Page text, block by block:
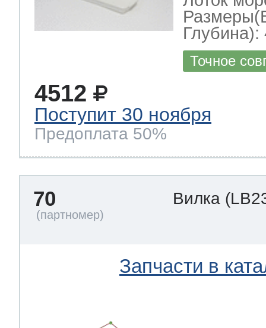
Глубина):
Точное
4512
Поступит 30 ноября
Предоплата 50%
70 Вилка
Запчасти в